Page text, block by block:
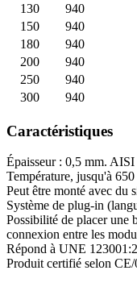
130
940
150
940
180
940
200
940
250
940
300
940
Caractéristiques
Épaisseur : 0,5 mm.
Température, jusqu'à 650
Peut être monté avec du
Système de plug-in
Possibilité de placer une
connexion entre les
Répond à UNE
Produit certifié selon